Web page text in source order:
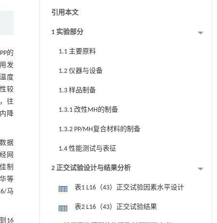
的
发
度
较
往
降
据
网
制
等
马
16
引用本文
1 实验部分
1.1 主要原料
1.2 仪器与设备
1.3 样品制备
1.3.1 改性MH的制备
1.3.2 PP/MH复合材料的制备
1.4 性能测试与表征
2 正交试验设计与结果分析
表1 L16（43）正交试验因素水平设计
表2 L16（43）正交试验结果